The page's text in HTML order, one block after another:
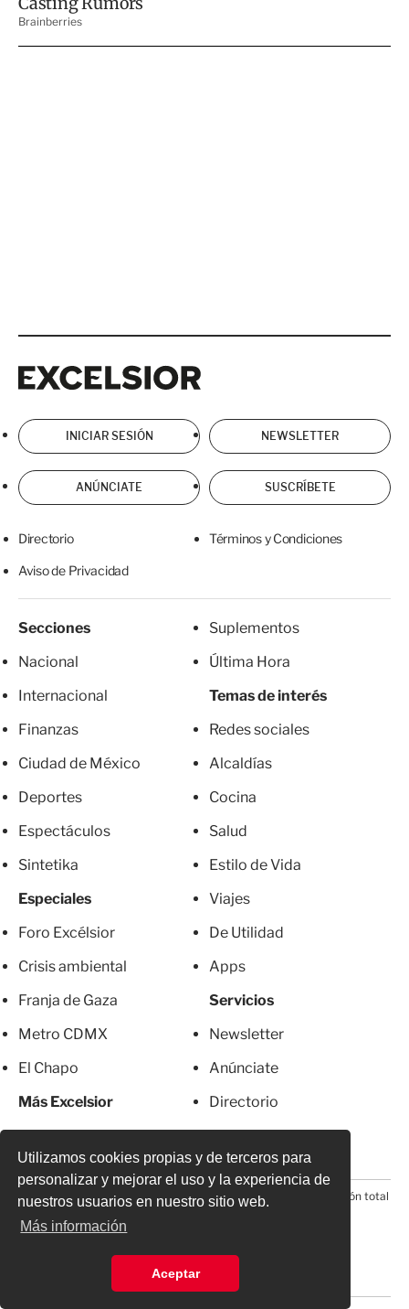
Utilizamos cookies propias y de terceros para
personalizar y mejorar el uso y la experiencia de
nuestros usuarios en nuestro sitio web.
Más información
Aceptar
INICIAR SESIÓN NEWSLETTER
ANÚNCIATE SUSCRÍBETE
Directorio Términos y Condiciones
Aviso de Privacidad
Secciones
Nacional
Internacional
Finanzas
Ciudad de México
Deportes
Espectáculos
Sintetika
Especiales
Foro Excélsior
Crisis ambiental
Franja de Gaza
Metro CDMX
El Chapo
Más Excelsior
Suplementos
Última Hora
Temas de interés
Redes sociales
Alcaldías
Cocina
Salud
Estilo de Vida
Viajes
De Utilidad
Apps
Servicios
Newsletter
Anúnciate
Directorio
© 2026 Todos los derechos reservados. Prohibida la reproducción total
o parcial, incluyendo cualquier medio electrónico*